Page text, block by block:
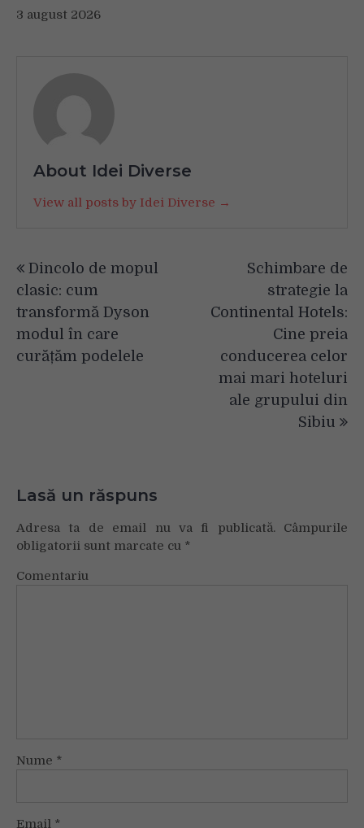
3 august 2026
About Idei Diverse
View all posts by Idei Diverse →
în
articole
Dincolo de mopul
clasic: cum
transformă Dyson
modul în care
curățăm podelele
Schimbare de
strategie la
Continental Hotels:
Cine preia
conducerea celor
mai mari hoteluri
ale grupului din
Sibiu
Lasă un răspuns
Adresa ta de email nu va fi publicată.Câmpurile
obligatorii sunt marcate cu *
Comentariu
Nume *
Email *